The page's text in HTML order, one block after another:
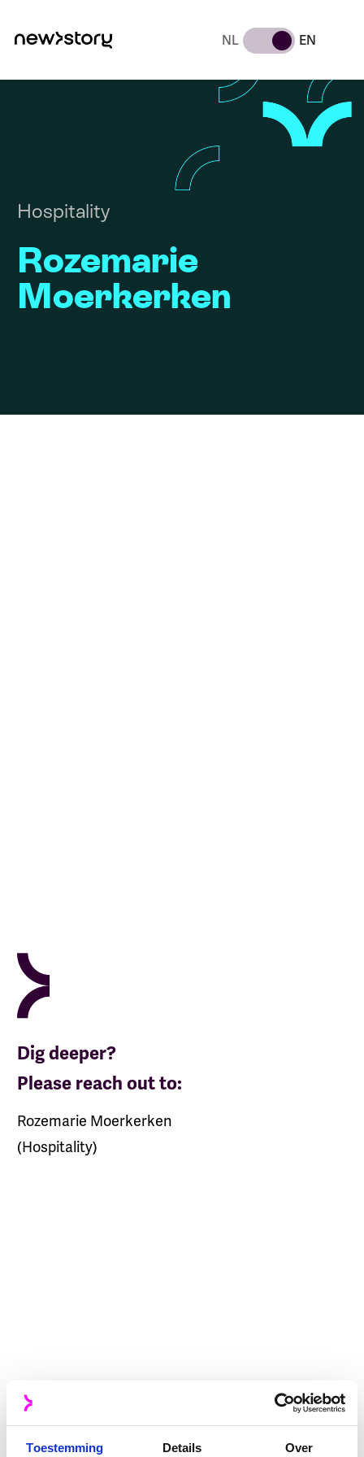
Toestemming Details Over
NL EN
Hospitality
Rozemarie
Moerkerken
Dig deeper?
Please reach out to:
Rozemarie Moerkerken
(Hospitality)